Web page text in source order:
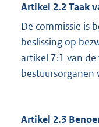
Artikel 2.2 Taak
De commissie is
beslissing op
artikel 7:1 van
bestuursorganen
Artikel 2.3